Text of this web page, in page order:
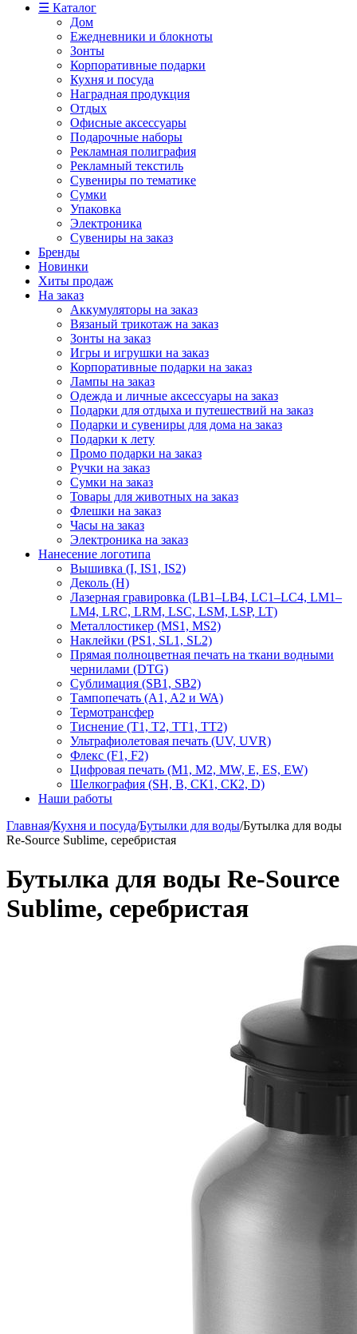
☰ Каталог
Дом
Ежедневники и блокноты
Зонты
Корпоративные подарки
Кухня и посуда
Наградная продукция
Отдых
Офисные аксессуары
Подарочные наборы
Рекламная полиграфия
Рекламный текстиль
Сувениры по тематике
Сумки
Упаковка
Электроника
Сувениры на заказ
Бренды
Новинки
Хиты продаж
На заказ
Аккумуляторы на заказ
Вязаный трикотаж на заказ
Зонты на заказ
Игры и игрушки на заказ
Корпоративные подарки на заказ
Лампы на заказ
Одежда и личные аксессуары на заказ
Подарки для отдыха и путешествий на заказ
Подарки и сувениры для дома на заказ
Подарки к лету
Промо подарки на заказ
Ручки на заказ
Сумки на заказ
Товары для животных на заказ
Флешки на заказ
Часы на заказ
Электроника на заказ
Нанесение логотипа
Вышивка (I, IS1, IS2)
Деколь (H)
Лазерная гравировка (LB1–LB4, LC1–LC4, LM1–
LM4, LRC, LRM, LSC, LSM, LSP, LT)
Металлостикер (MS1, MS2)
Наклейки (PS1, SL1, SL2)
Прямая полноцветная печать на ткани водными
чернилами (DTG)
Сублимация (SB1, SB2)
Тампопечать (A1, A2 и WA)
Термотрансфер
Тиснение (Т1, Т2, ТT1, ТT2)
Ультрафиолетовая печать (UV, UVR)
Флекс (F1, F2)
Цифровая печать (M1, M2, MW, E, ES, EW)
Шелкография (SH, В, СК1, СК2, D)
Наши работы
Главная/Кухня и посуда/Бутылки для воды/Бутылка для воды
Re-Source Sublime, серебристая
Бутылка для воды Re-Source
Sublime, серебристая